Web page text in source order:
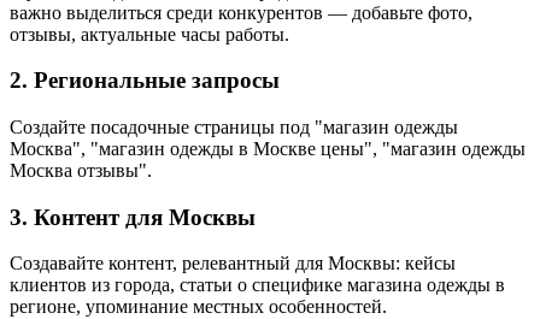
важно выделиться среди конкурентов — добавьте фото,
отзывы, актуальные часы работы.
2. Региональные запросы
Создайте посадочные страницы под "магазин одежды
Москва", "магазин одежды в Москве цены", "магазин одежды
Москва отзывы".
3. Контент для Москвы
Создавайте контент, релевантный для Москвы: кейсы
клиентов из города, статьи о специфике магазина одежды в
регионе, упоминание местных особенностей.